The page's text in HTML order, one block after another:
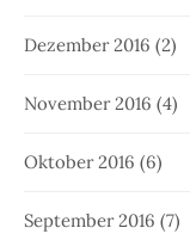
Dezember 2016 (2)
November 2016 (4)
Oktober 2016 (6)
September 2016 (7)